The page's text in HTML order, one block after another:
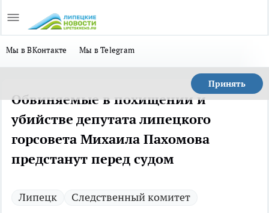
Мы в ВКонтакте Мы в Telegram
Принять
Обвиняемые в похищении и
убийстве депутата липецкого
горсовета Михаила Пахомова
предстанут перед судом
Липецк Следственный комитет